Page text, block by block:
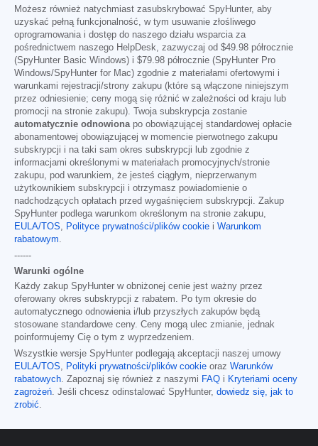
Możesz również natychmiast zasubskrybować SpyHunter, aby
uzyskać pełną funkcjonalność, w tym usuwanie złośliwego
oprogramowania i dostęp do naszego działu wsparcia za
pośrednictwem naszego HelpDesk, zazwyczaj od $49.98 półrocznie
(SpyHunter Basic Windows) i $79.98 półrocznie (SpyHunter Pro
Windows/SpyHunter for Mac) zgodnie z materiałami ofertowymi i
warunkami rejestracji/strony zakupu (które są włączone niniejszym
przez odniesienie; ceny mogą się różnić w zależności od kraju lub
promocji na stronie zakupu). Twoja subskrypcja zostanie
automatycznie odnowiona po obowiązującej standardowej opłacie
abonamentowej obowiązującej w momencie pierwotnego zakupu
subskrypcji i na taki sam okres subskrypcji lub zgodnie z
informacjami określonymi w materiałach promocyjnych/stronie
zakupu, pod warunkiem, że jesteś ciągłym, nieprzerwanym
użytkownikiem subskrypcji i otrzymasz powiadomienie o
nadchodzących opłatach przed wygaśnięciem subskrypcji. Zakup
SpyHunter podlega warunkom określonym na stronie zakupu,
EULA/TOS
Polityce prywatności/plików cookie i Warunkom
rabatowym
------
Warunki ogólne
Każdy zakup SpyHunter w obniżonej cenie jest ważny przez
oferowany okres subskrypcji z rabatem. Po tym okresie do
automatycznego odnowienia i/lub przyszłych zakupów będą
stosowane standardowe ceny. Ceny mogą ulec zmianie, jednak
poinformujemy Cię o tym z wyprzedzeniem.
Wszystkie wersje SpyHunter podlegają akceptacji naszej umowy
EULA/TOS
Polityki prywatności/plików cookie oraz Warunków
rabatowych . Zapoznaj się również z naszymi FAQ i Kryteriami oceny
zagrożeń . Jeśli chcesz odinstalować SpyHunter, dowiedz się, jak to
zrobić